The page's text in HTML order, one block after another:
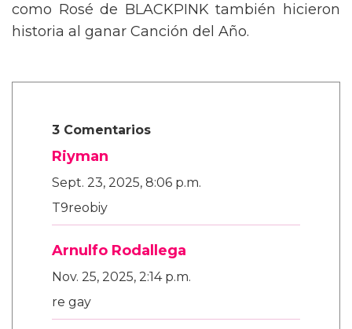
como Rosé de BLACKPINK también hicieron
historia al ganar Canción del Año.
3 Comentarios
Riyman
Sept. 23, 2025, 8:06 p.m.
T9reobiy
Arnulfo Rodallega
Nov. 25, 2025, 2:14 p.m.
re gay